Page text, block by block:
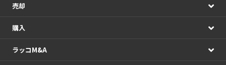
売却
購入
ラッコM&A